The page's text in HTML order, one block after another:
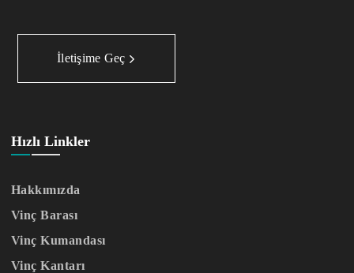
İletişime Geç
Hızlı Linkler
Hakkımızda
Vinç Barası
Vinç Kumandası
Vinç Kantarı